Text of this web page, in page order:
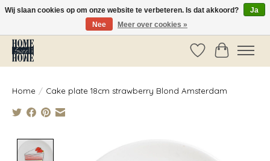
Vóór 14:00 besteld, dezelfde dag verzonden!
Verlanglijst
Home / Cake plate 18cm strawberry Blond Amsterdam
Product image slideshow Items
Wij slaan cookies op om onze website te verbeteren. Is dat akkoord?
Ja
Nee
Meer over cookies »